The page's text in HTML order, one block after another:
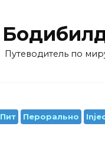
Путеводитель по
Перорально